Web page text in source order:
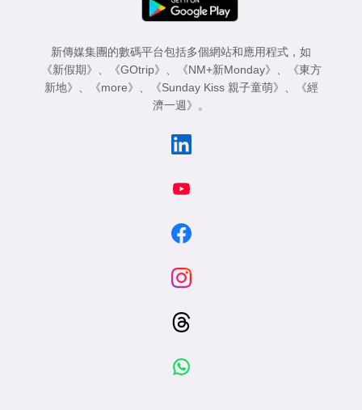
新傳媒集團的數碼平台包括多個網站和應用程式，如
《新假期》 、 《GOtrip》 、 《NM+新Monday》 、
《東方
新地》 、 《more》 、 《Sunday Kiss 親子童萌》 、
《經
濟一週》 。